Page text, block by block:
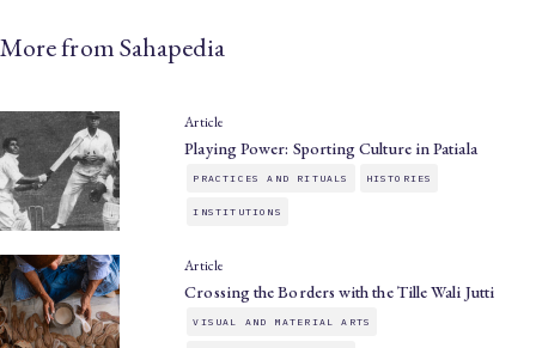
More from Sahapedia
Article
Playing Power: Sporting Culture in Patiala
PRACTICES AND RITUALS HISTORIES
INSTITUTIONS
Article
Crossing the Borders with the Tille Wali Jutti
VISUAL AND MATERIAL ARTS